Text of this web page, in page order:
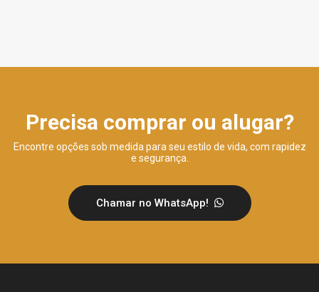
Precisa comprar ou alugar?
Encontre opções sob medida para seu estilo de vida, com rapidez
e segurança.
Chamar no WhatsApp!